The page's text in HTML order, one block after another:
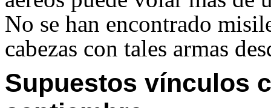
No se han encontrado
cabezas con tales armas
Supuestos vínculos